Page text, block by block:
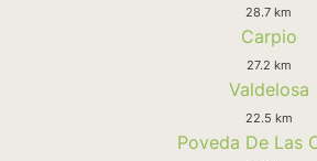
28.7 km
Carpio
27.2 km
Valdelosa
22.5 km
Poveda De Las